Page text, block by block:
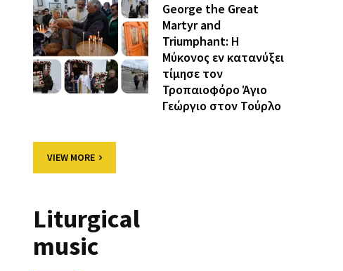
George the Great
Martyr and
Triumphant: Η
Μύκονος εν κατανύξει
τίμησε τον
Τροπαιοφόρο Άγιο
Γεώργιο στον Τούρλο
VIEW MORE
Liturgical
music